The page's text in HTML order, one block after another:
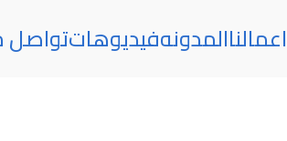
اعمالناالمدونهفيديوهاتتواصل